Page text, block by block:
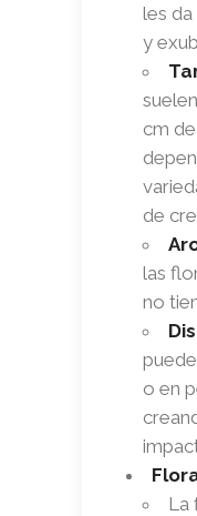
les da
y
cm
de
las
no
o en
La